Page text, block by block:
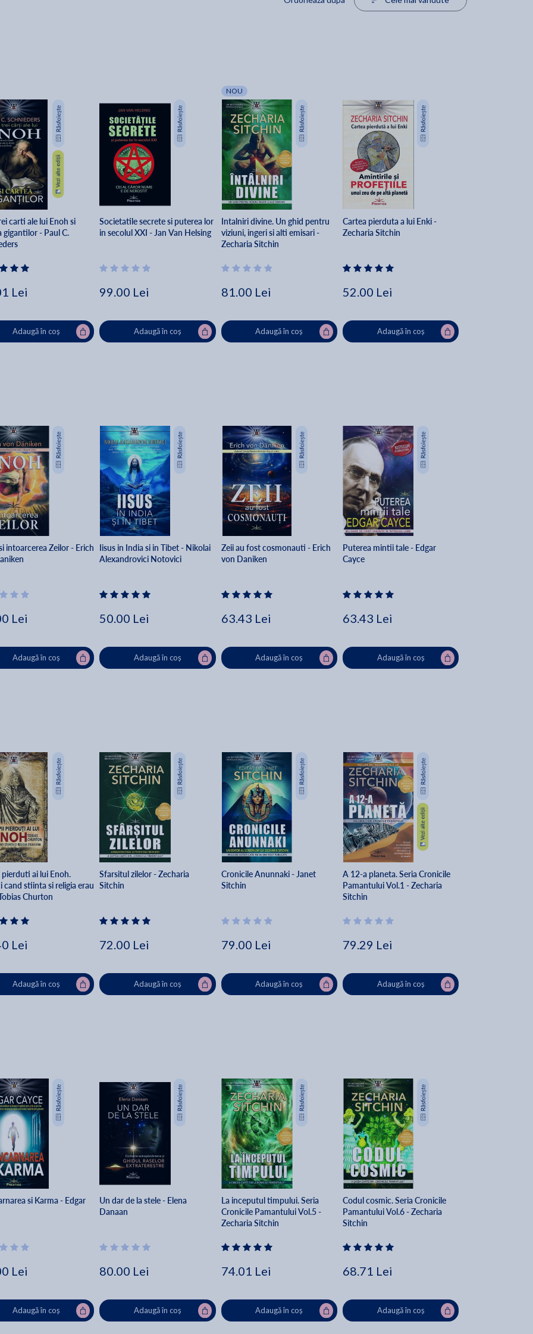
carti ale lui Enoh si
gigantilor - Paul C.
Lei
Adaugă în coș
Societatile secrete si puterea lor
in secolul XXI - Jan Van Helsing
99.00 Lei
Adaugă în coș
NOU
Intalniri divine. Un ghid pentru
viziuni, ingeri si alti emisari -
Zecharia Sitchin
81.00 Lei
Adaugă în coș
Cartea pierduta a lui Enki -
Zecharia Sitchin
52.00 Lei
Adaugă în coș
intoarcerea Zeilor - Erich
Lei
Adaugă în coș
Iisus in India si in Tibet - Nikolai
Alexandrovici Notovici
50.00 Lei
Adaugă în coș
Zeii au fost cosmonauti - Erich
von Daniken
63.43 Lei
Adaugă în coș
Puterea mintii tale - Edgar
Cayce
63.43 Lei
Adaugă în coș
ai lui Enoh.
cand stiinta si religia erau
Churton
Lei
Adaugă în coș
Sfarsitul zilelor - Zecharia
Sitchin
72.00 Lei
Adaugă în coș
Cronicile Anunnaki - Janet
Sitchin
79.00 Lei
Adaugă în coș
A 12-a planeta. Seria Cronicile
Pamantului Vol.1 - Zecharia
Sitchin
79.29 Lei
Adaugă în coș
si Karma - Edgar
Lei
Adaugă în coș
Un dar de la stele - Elena
Danaan
80.00 Lei
Adaugă în coș
La inceputul timpului. Seria
Cronicile Pamantului Vol.5 -
Zecharia Sitchin
74.01 Lei
Adaugă în coș
Codul cosmic. Seria Cronicile
Pamantului Vol.6 - Zecharia
Sitchin
68.71 Lei
Adaugă în coș